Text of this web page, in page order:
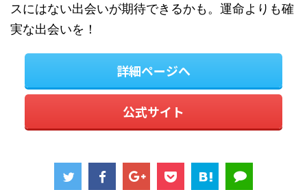
スにはない出会いが期待できるかも。運命よりも確
実な出会いを！
詳細ページへ
公式サイト